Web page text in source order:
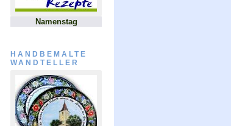
Namenstag
HANDBEMALTE
WANDTELLER